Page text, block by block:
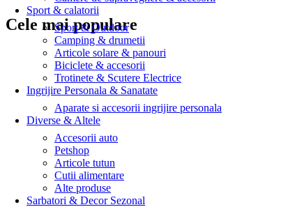
Sport & calatorii
Sport & Outdoor
Camping & drumetii
Articole solare & panouri
Biciclete & accesorii
Trotinete & Scutere Electrice
Ingrijire Personala & Sanatate
Aparate si accesorii ingrijire personala
Diverse & Altele
Accesorii auto
Petshop
Articole tutun
Cutii alimentare
Alte produse
Sarbatori & Decor Sezonal
Cele mai populare